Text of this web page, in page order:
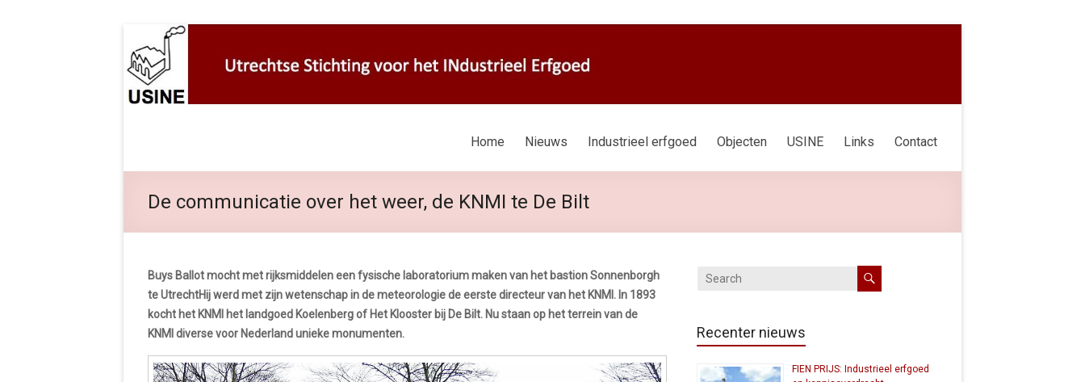
Home Nieuws Industrieel erfgoed Objecten USINE Links Contact
De communicatie over het weer, de KNMI te De Bilt
Buys Ballot mocht met rijksmiddelen een fysische laboratorium maken van het bastion Sonnenborgh
te UtrechtHij werd met zijn wetenschap in de meteorologie de eerste directeur van het KNMI. In 1893
kocht het KNMI het landgoed Koelenberg of Het Klooster bij De Bilt. Nu staan op het terrein van de
KNMI diverse voor Nederland unieke monumenten.
Recenter nieuws
FIEN PRIJS: Industrieel erfgoed